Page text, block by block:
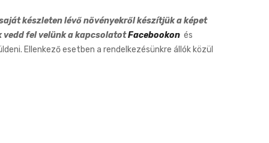
készleten lévő növényekről készítjük a képet
vedd fel velünk a kapcsolatotFacebookon és
Ellenkező esetben a rendelkezésünkre állók közül